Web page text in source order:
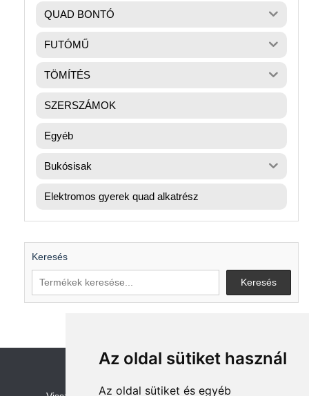
Az oldal sütiket használ
Az oldal sütiket és egyéb
QUAD BONTÓ
FUTÓMŰ
TÖMÍTÉS
SZERSZÁMOK
Egyéb
Bukósisak
Elektromos gyerek quad alkatrész
Keresés
Keresés